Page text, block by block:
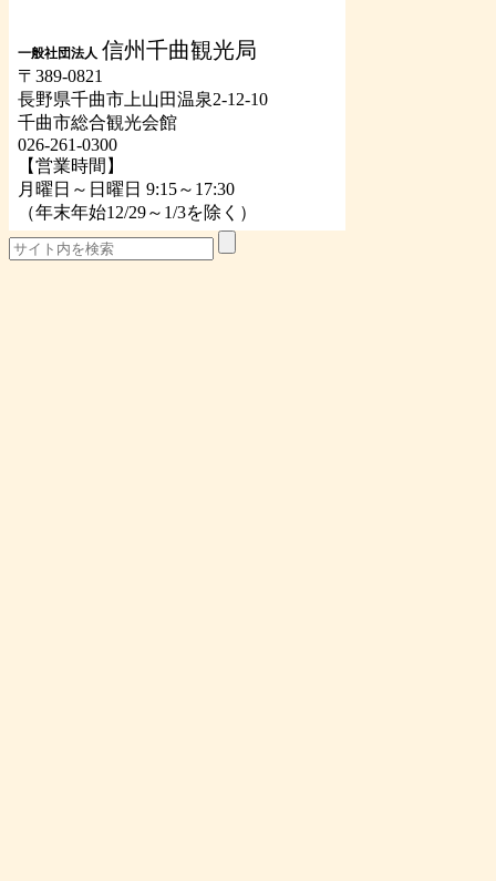
一般社団法人 信州千曲観光局
〒389-0821
長野県千曲市上山田温泉2-12-10
千曲市総合観光会館
026-261-0300
【営業時間】
月曜日～日曜日 9:15～17:30
（年末年始12/29～1/3を除く）